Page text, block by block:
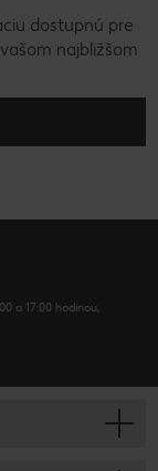
dostupnú pre
najbližšom
a 17:00 hodinou,